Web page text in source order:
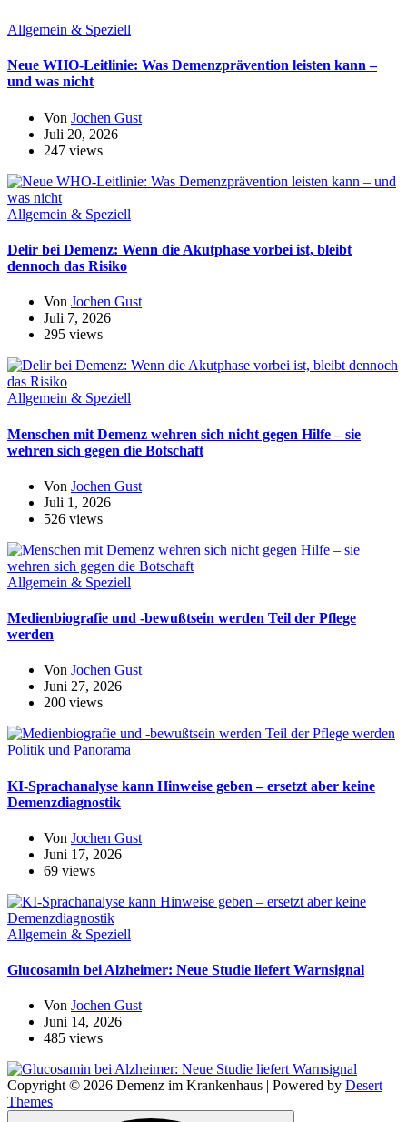
Allgemein & Speziell
Neue WHO-Leitlinie: Was Demenzprävention leisten kann –
und was nicht
Von Jochen Gust
Juli 20, 2026
247 views
Allgemein & Speziell
Delir bei Demenz: Wenn die Akutphase vorbei ist, bleibt
dennoch das Risiko
Von Jochen Gust
Juli 7, 2026
295 views
Allgemein & Speziell
Menschen mit Demenz wehren sich nicht gegen Hilfe – sie
wehren sich gegen die Botschaft
Von Jochen Gust
Juli 1, 2026
526 views
Allgemein & Speziell
Medienbiografie und -bewußtsein werden Teil der Pflege
werden
Von Jochen Gust
Juni 27, 2026
200 views
Politik und Panorama
KI-Sprachanalyse kann Hinweise geben – ersetzt aber keine
Demenzdiagnostik
Von Jochen Gust
Juni 17, 2026
69 views
Allgemein & Speziell
Glucosamin bei Alzheimer: Neue Studie liefert Warnsignal
Von Jochen Gust
Juni 14, 2026
485 views
Copyright © 2026 Demenz im Krankenhaus | Powered by Desert
Themes